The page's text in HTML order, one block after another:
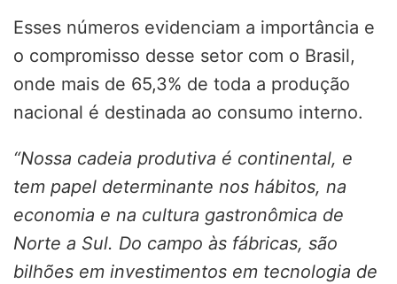
Esses números evidenciam a importância e
o compromisso desse setor com o Brasil,
onde mais de 65,3% de toda a produção
nacional é destinada ao consumo interno.
“Nossa cadeia produtiva é continental, e
tem papel determinante nos hábitos, na
economia e na cultura gastronômica de
Norte a Sul. Do campo às fábricas, são
bilhões em investimentos em tecnologia de